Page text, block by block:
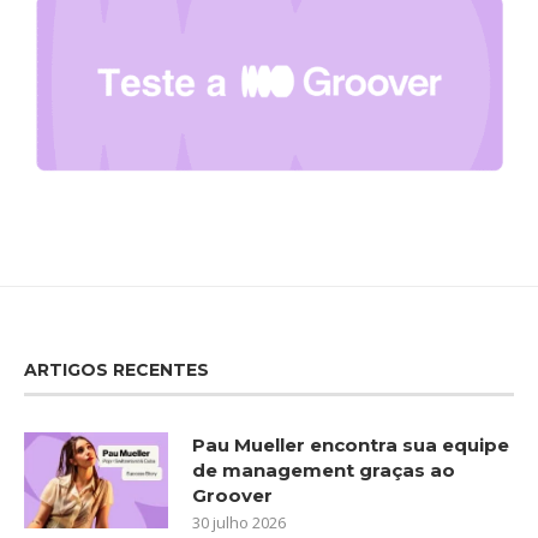
ARTIGOS RECENTES
Pau Mueller encontra sua equipe
de management graças ao
Groover
30 julho 2026